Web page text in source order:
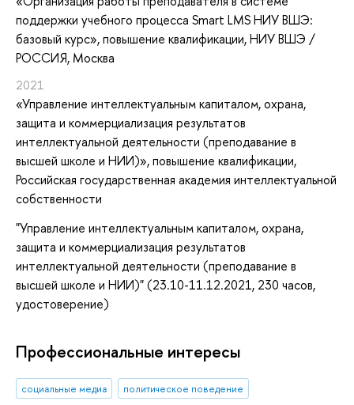
поддержки учебного процесса Smart LMS НИУ ВШЭ:
базовый курс», повышение квалификации, НИУ ВШЭ /
РОССИЯ, Москва
2021
«Управление интеллектуальным капиталом, охрана,
защита и коммерциализация результатов
интеллектуальной деятельности (преподавание в
высшей школе и НИИ)», повышение квалификации,
Российская государственная академия интеллектуальной
собственности
"Управление интеллектуальным капиталом, охрана,
защита и коммерциализация результатов
интеллектуальной деятельности (преподавание в
высшей школе и НИИ)" (23.10-11.12.2021, 230 часов,
удостоверение)
Профессиональные интересы
социальные медиа
политическое поведение